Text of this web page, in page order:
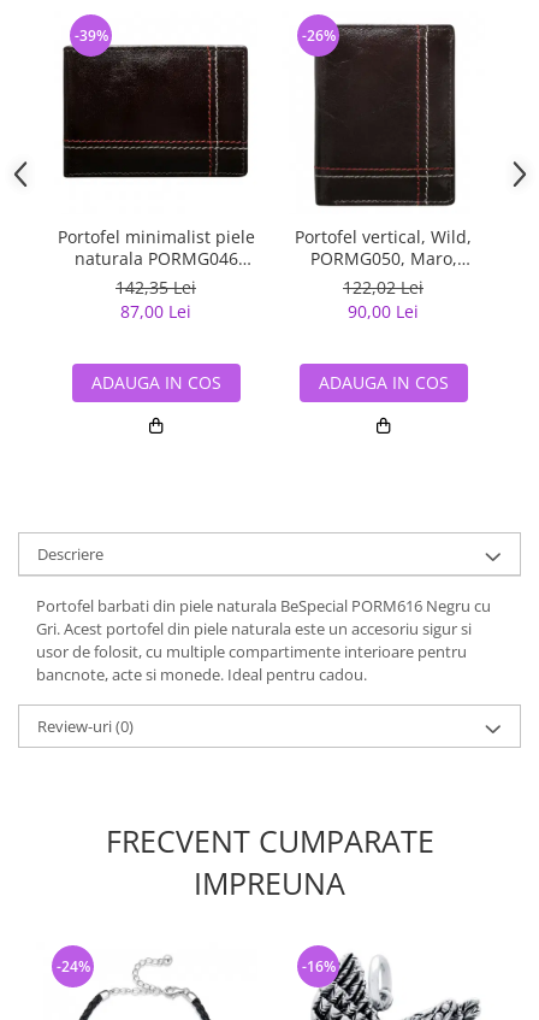
Portofel minimalist piele
naturala PORMG046
Maron, cu portcard
detasabil
142,35 Lei
87,00 Lei
-39%
ADAUGA IN COS
Portofel vertical, Wild,
PORMG050, Maro,
minimalist, din piele
naturala
122,02 Lei
90,00 Lei
-26%
ADAUGA IN COS
Descriere
Portofel barbati din piele naturala BeSpecial PORM616 Negru cu
Gri. Acest portofel din piele naturala este un accesoriu sigur si
usor de folosit, cu multiple compartimente interioare pentru
bancnote, acte si monede. Ideal pentru cadou.
Review-uri(0)
FRECVENT CUMPARATE
IMPREUNA
-24% -16%